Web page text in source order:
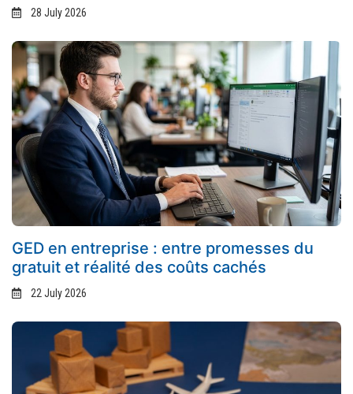
28 July 2026
GED en entreprise : entre promesses du
gratuit et réalité des coûts cachés
22 July 2026